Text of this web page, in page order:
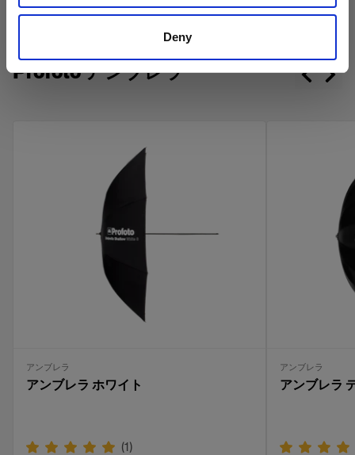
Deny
Profoto アンブレラ
アンブレラ
アンブレラ ホワイト
(1)
アンブレラ
アンブレラ